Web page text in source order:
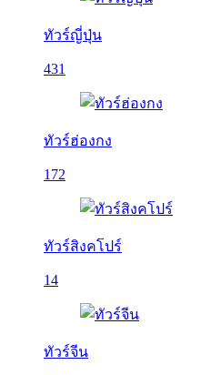
ทัวร์ญี่ปุ่น
431
ทัวร์ฮ่องกง
172
ทัวร์สิงคโปร์
14
ทัวร์จีน